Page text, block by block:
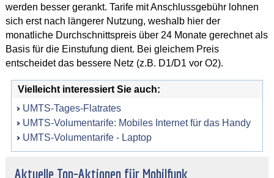
werden besser gerankt. Tarife mit Anschlussgebühr lohnen
sich erst nach längerer Nutzung, weshalb hier der
monatliche Durchschnittspreis über 24 Monate gerechnet als
Basis für die Einstufung dient. Bei gleichem Preis
entscheidet das bessere Netz (z.B. D1/D1 vor O2).
Vielleicht interessiert Sie auch:
UMTS-Tages-Flatrates
UMTS-Volumentarife: Mobiles Internet für das Handy
UMTS-Volumentarife - Laptop
Aktuelle Top-Aktionen für Mobilfunk